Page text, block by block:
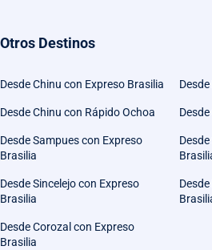
Otros Destinos
Desde Chinu con Expreso Brasilia
Desde Chinu con Rápido Ochoa
Desde Sampues con Expreso
Brasilia
Desde Sincelejo con Expreso
Brasilia
Desde Corozal con Expreso
Brasilia